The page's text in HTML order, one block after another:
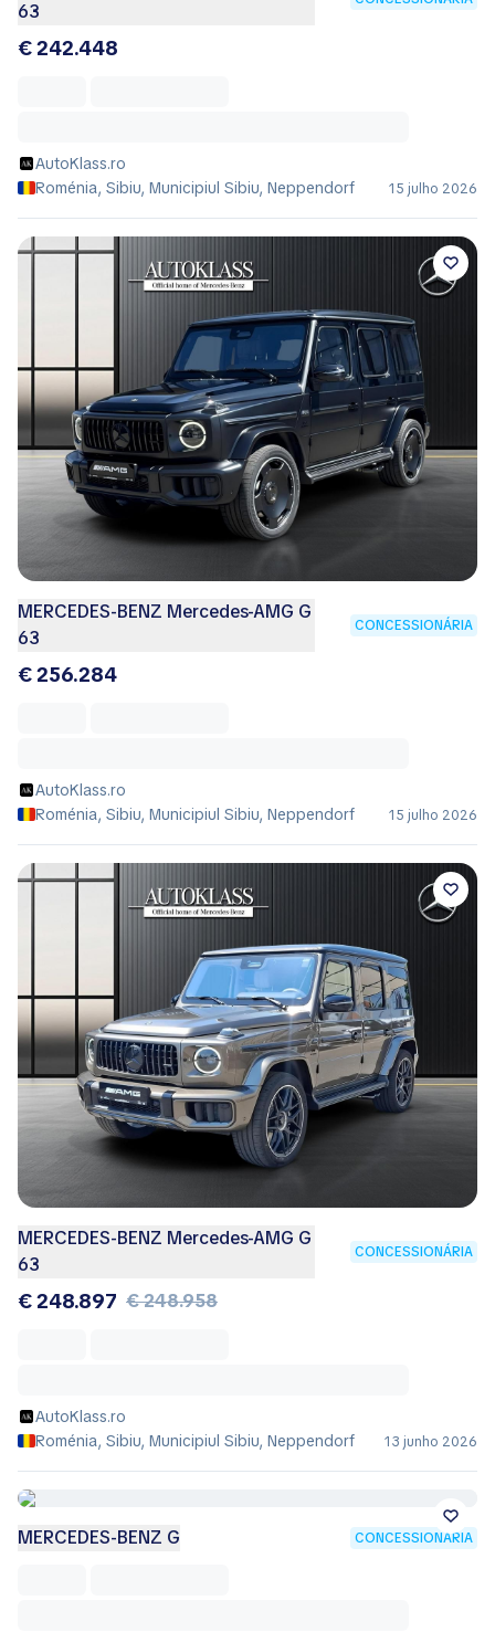
63
€ 242.448
AutoKlass.ro
Roménia, Sibiu, Municipiul Sibiu, Neppendorf
15 julho 2026
MERCEDES-BENZ Mercedes-AMG G
63
CONCESSIONÁRIA
€ 256.284
AutoKlass.ro
Roménia, Sibiu, Municipiul Sibiu, Neppendorf
15 julho 2026
MERCEDES-BENZ Mercedes-AMG G
63
CONCESSIONÁRIA
€ 248.897 € 248.958
AutoKlass.ro
Roménia, Sibiu, Municipiul Sibiu, Neppendorf
13 junho 2026
MERCEDES-BENZ G CONCESSIONÁRIA